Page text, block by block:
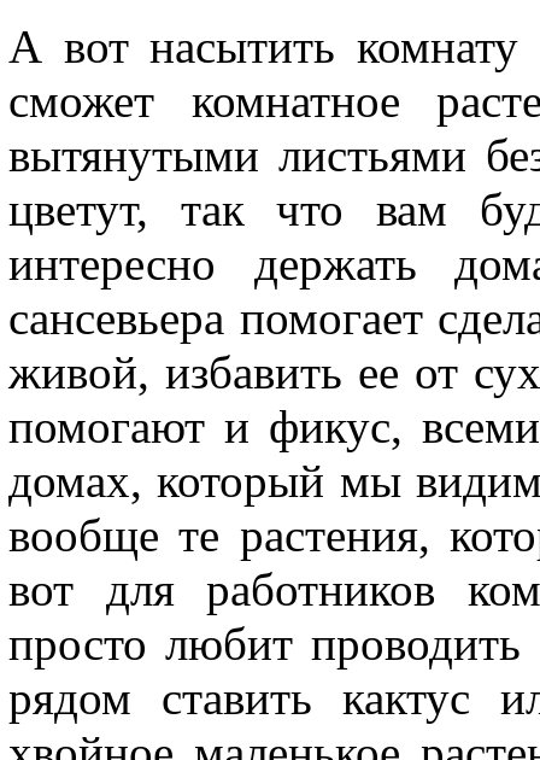
А вот насытить комнату
сможет комнатное
вытянутыми листьями
цветут, так что вам
интересно держать
сансевьера помогает
живой, избавить ее от
помогают и фикус,
домах, который мы
вообще те растения,
вот для работников
просто любит
рядом ставить кактус